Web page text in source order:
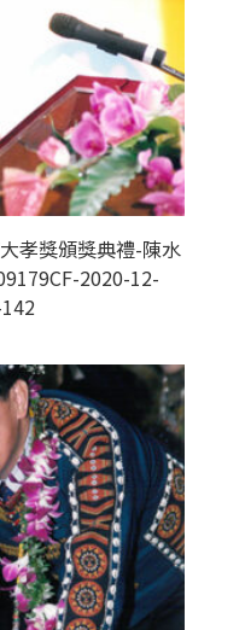
孝獎頒獎典禮-陳水
2020-12-